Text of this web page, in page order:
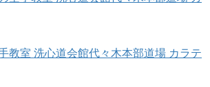
教室 洗心道会館代々木本部道場 カラテ